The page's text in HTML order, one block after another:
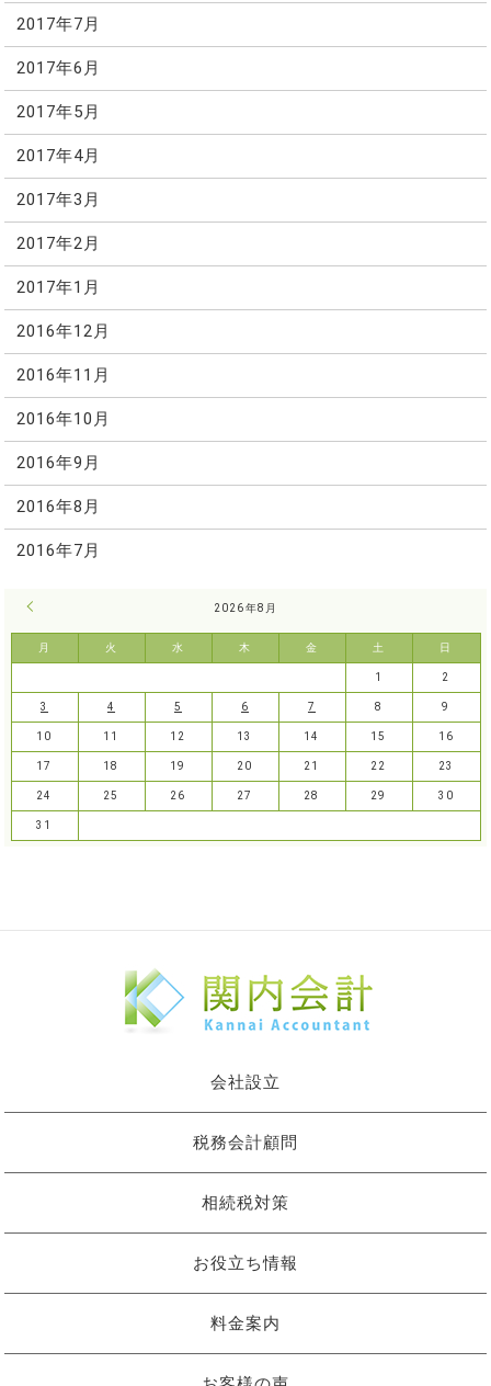
2017年7月
2017年6月
2017年5月
2017年4月
2017年3月
2017年2月
2017年1月
2016年12月
2016年11月
2016年10月
2016年9月
2016年8月
2016年7月
2026年8月
月 火 水 木 金 土 日
1 2
3 4 5 6 7 8 9
10 11 12 13 14 15 16
17 18 19 20 21 22 23
24 25 26 27 28 29 30
31
会社設立
税務会計顧問
相続税対策
お役立ち情報
料金案内